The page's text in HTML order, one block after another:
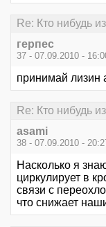
Re: Кто нибудь
герпес
37 - 07.09.2010 -
принимай лизин
Re: Кто нибудь
asami
38 - 07.09.2010 -
Насколько я
циркулирует в
связи с
что снижает